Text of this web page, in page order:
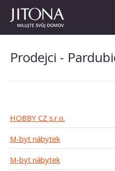
Prodejci -
HOBBY CZ s.r.o.
M-byt nábytek
M-byt nábytek